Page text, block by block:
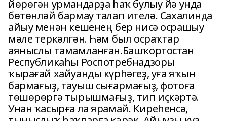
йөрөгән урмандарҙа һаҡ булыу йә унда
бөтөнләй бармау талап ителә. Сахалинда
айыу менән кешенең бер нисә осрашыу
мәле теркәлгән. Һәм был осраҡтар
аяныслы тамамланған.Башҡортостан
Республикаһы Роспотребнадзоры
ҡырағай хайуанды күрһәгеҙ, уға яҡын
бармағыҙ, тауыш сығармағыҙ, фотоға
төшөрөргә тырышмағыҙ, тип иҫкәртә.
Унан ҡасырға ла ярамай. Киреһенсә,